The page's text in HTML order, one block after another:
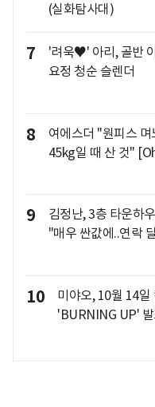
(실화탐사대)
7
'려욱♥' 아리, 골반
요정 청순 슬렌더
8
여에스더 "원피스
45kg일 때 산 것"
9
김정난, 3층 타운하
"매우 싼값에..연락
10
미야오, 10월 14일
'BURNING UP'